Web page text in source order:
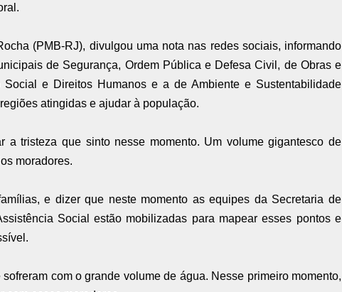
(PMB-RJ), divulgou uma nota nas redes sociais, informando
de Segurança, Ordem Pública e Defesa Civil, de Obras e
Social e Direitos Humanos e a de Ambiente e Sustentabilidade
atingidas e ajudar à população.
a tristeza que sinto nesse momento. Um volume gigantesco de
moradores.
e dizer que neste momento as equipes da Secretaria de
Social estão mobilizadas para mapear esses pontos e
com o grande volume de água. Nesse primeiro momento,